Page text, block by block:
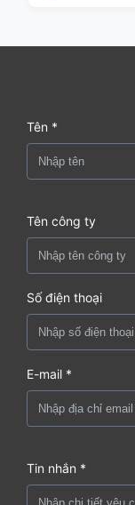
Tên *
Tên công ty
Số điện thoại
E-mail *
Tin nhắn *